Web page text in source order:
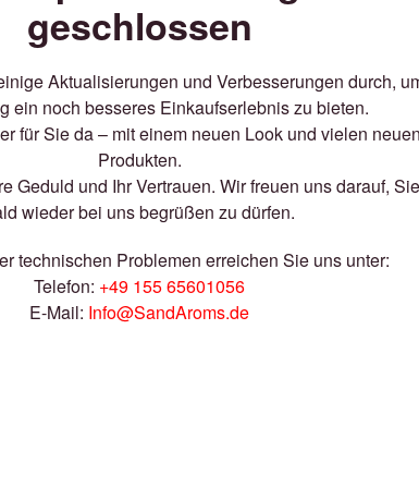
geschlossen
Aktualisierungen und Verbesserungen durch,
ein noch besseres Einkaufserlebnis zu bieten.
für Sie da – mit einem neuen Look und vielen neuen
Produkten.
Geduld und Ihr Vertrauen. Wir freuen uns darauf, Sie
wieder bei uns begrüßen zu dürfen.
technischen Problemen erreichen Sie uns unter:
Telefon: +49 155 65601056
E-Mail: Info@SandAroms.de